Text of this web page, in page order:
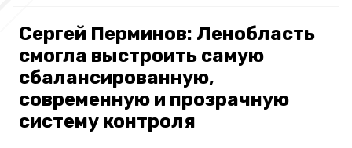
Сергей Перминов: Ленобласть
смогла выстроить самую
сбалансированную,
современную и прозрачную
систему контроля